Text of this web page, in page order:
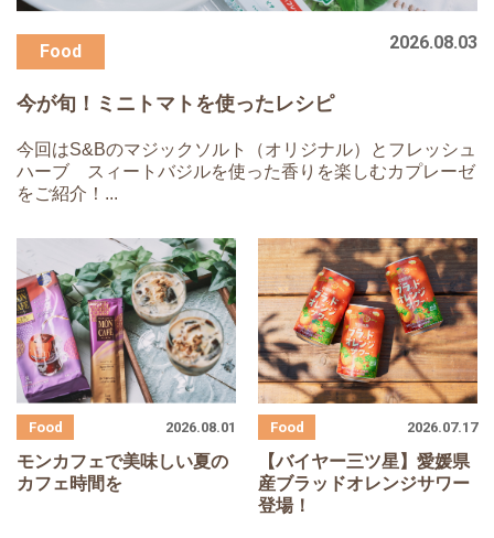
今が旬！ミニトマトを使ったレシピ
2026.08.03
今回はS&Bのマジックソルト（オリジナル）とフレッシュ
ハーブ スィートバジルを使った香りを楽しむカプレーゼ
をご紹介！...
モンカフェで美味しい夏の
カフェ時間を
2026.08.01
【バイヤー三ツ星】愛媛県
産ブラッドオレンジサワー
登場！
2026.07.17